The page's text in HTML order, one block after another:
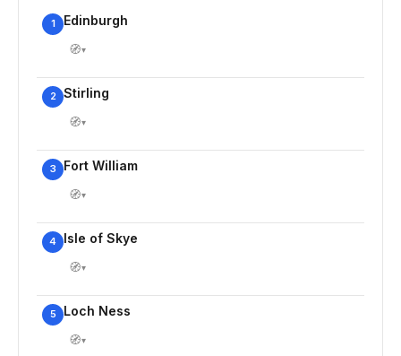
1 Edinburgh
🧭▾
2 Stirling
🧭▾
3 Fort William
🧭▾
4 Isle of Skye
🧭▾
5 Loch Ness
🧭▾